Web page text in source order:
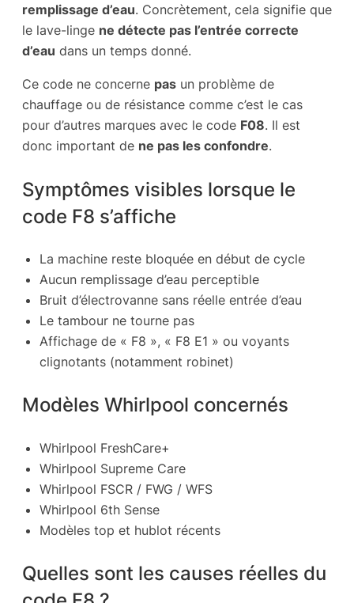
remplissage d’eau. Concrètement, cela signifie que
le lave-linge ne détecte pas l’entrée correcte
d’eau dans un temps donné.
Ce code ne concerne pas un problème de
chauffage ou de résistance comme c’est le cas
pour d’autres marques avec le code F08. Il est
donc important de ne pas les confondre.
Symptômes visibles lorsque le
code F8 s’affiche
La machine reste bloquée en début de cycle
Aucun remplissage d’eau perceptible
Bruit d’électrovanne sans réelle entrée d’eau
Le tambour ne tourne pas
Affichage de « F8 », « F8 E1 » ou voyants
clignotants (notamment robinet)
Modèles Whirlpool concernés
Whirlpool FreshCare+
Whirlpool Supreme Care
Whirlpool FSCR / FWG / WFS
Whirlpool 6th Sense
Modèles top et hublot récents
Quelles sont les causes réelles du